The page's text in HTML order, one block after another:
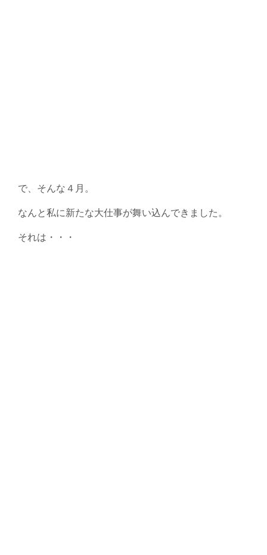
で、そんな４月。
なんと私に新たな大仕事が舞い込んできました。
それは・・・